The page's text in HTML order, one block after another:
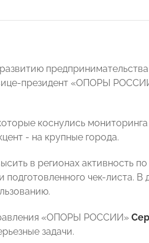
предпринимательства
президент «ОПОРЫ
коснулись мониторинга
- на крупные города.
в регионах активность
чек-листа. В
«ОПОРЫ РОССИИ»
задачи.